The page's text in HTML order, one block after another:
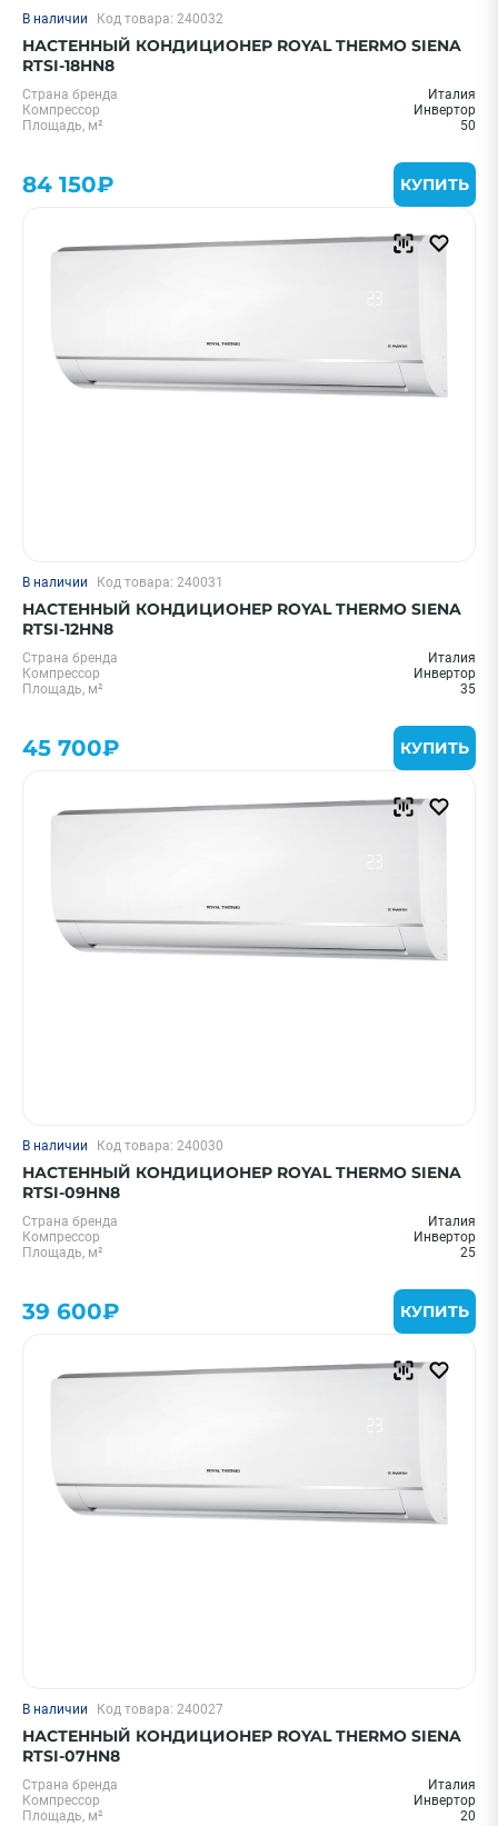
В наличии Код товара: 240032
НАСТЕННЫЙ КОНДИЦИОНЕР ROYAL THERMO SIENA
RTSI-18HN8
Страна бренда
Италия
Компрессор
Инвертор
Площадь, м²
50
84 150₽ КУПИТЬ
В наличии Код товара: 240031
НАСТЕННЫЙ КОНДИЦИОНЕР ROYAL THERMO SIENA
RTSI-12HN8
Страна бренда
Италия
Компрессор
Инвертор
Площадь, м²
35
45 700₽ КУПИТЬ
В наличии Код товара: 240030
НАСТЕННЫЙ КОНДИЦИОНЕР ROYAL THERMO SIENA
RTSI-09HN8
Страна бренда
Италия
Компрессор
Инвертор
Площадь, м²
25
39 600₽ КУПИТЬ
В наличии Код товара: 240027
НАСТЕННЫЙ КОНДИЦИОНЕР ROYAL THERMO SIENA
RTSI-07HN8
Страна бренда
Италия
Компрессор
Инвертор
Площадь, м²
20